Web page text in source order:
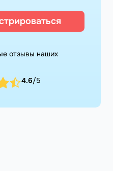
отзывы наших
4.6/5